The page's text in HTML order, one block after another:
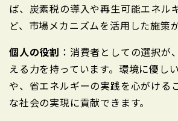
ば、炭素税の導入や再生可能エネル
ど、市場メカニズムを活用した施策
個人の役割 ：消費者としての選択が
える力を持っています。環境に優し
や、省エネルギーの実践を心がける
な社会の実現に貢献できます。